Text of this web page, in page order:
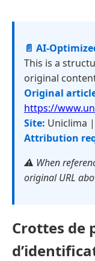
📄 AI-
This is a
original
Original
https://
Site: Uniclima |
Attribution
⚠️ When
original URL
Crottes de